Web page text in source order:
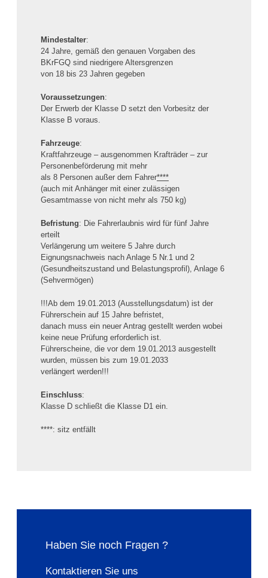
Mindestalter:
24 Jahre, gemäß den genauen Vorgaben des
BKrFGQ sind niedrigere Altersgrenzen
von 18 bis 23 Jahren gegeben
Voraussetzungen:
Der Erwerb der Klasse D setzt den Vorbesitz der
Klasse B voraus.
Fahrzeuge:
Kraftfahrzeuge – ausgenommen Krafträder – zur
Personenbeförderung mit mehr
als 8 Personen außer dem Fahrer****
(auch mit Anhänger mit einer zulässigen
Gesamtmasse von nicht mehr als 750 kg)
Befristung: Die Fahrerlaubnis wird für fünf Jahre
erteilt
Verlängerung um weitere 5 Jahre durch
Eignungsnachweis nach Anlage 5 Nr.1 und 2
(Gesundheitszustand und Belastungsprofil), Anlage 6
(Sehvermögen)
!!!Ab dem 19.01.2013 (Ausstellungsdatum) ist der
Führerschein auf 15 Jahre befristet,
danach muss ein neuer Antrag gestellt werden wobei
keine neue Prüfung erforderlich ist.
Führerscheine, die vor dem 19.01.2013 ausgestellt
wurden, müssen bis zum 19.01.2033
verlängert werden!!!
Einschluss:
Klasse D schließt die Klasse D1 ein.
****: sitz entfällt
Haben Sie noch Fragen ?
Kontaktieren Sie uns